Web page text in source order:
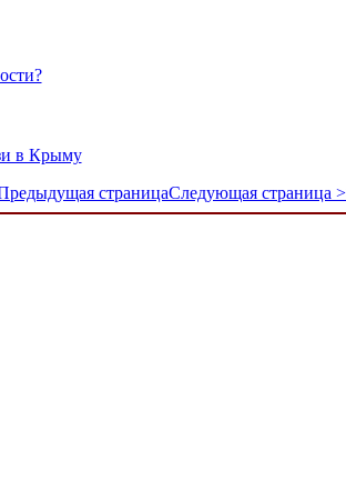
в Крыму
страницаСледующая страница